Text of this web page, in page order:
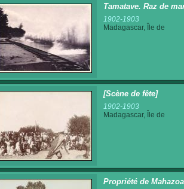
Tamatave. Raz de
1902-1903
Madagascar, Île de
[Scène de fête]
1902-1903
Madagascar, Île de
Propriété de